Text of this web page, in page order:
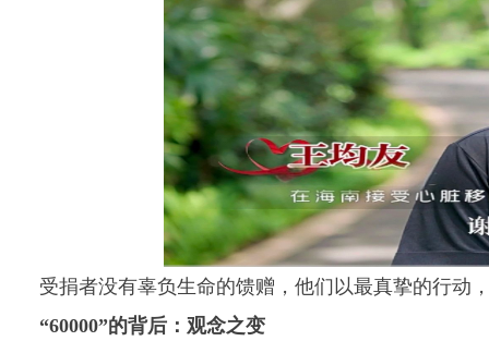
受捐者没有辜负生命的馈赠，他们以最真挚的行动
“60000”的背后：观念之变